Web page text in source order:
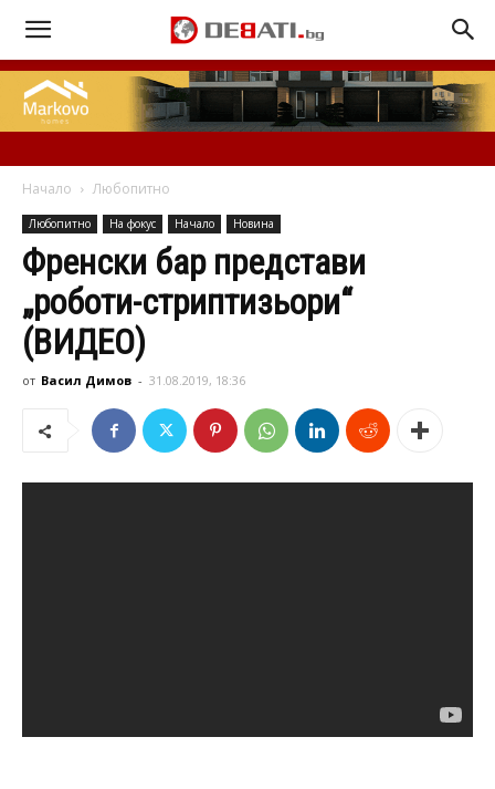
Начало Любопитно
Любопитно На фокус Начало Новина
Френски бар представи
„роботи-стриптизьори“
(ВИДЕО)
от Васил Димов - 31.08.2019, 18:36